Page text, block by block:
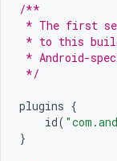
/**
* The first
* to this build
* Android-
*/
plugins {
id(
}